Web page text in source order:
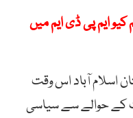
کیو ایم پی ڈی ایم میں
اسلام آباد اس وقت
کے حوالے سے سیاسی